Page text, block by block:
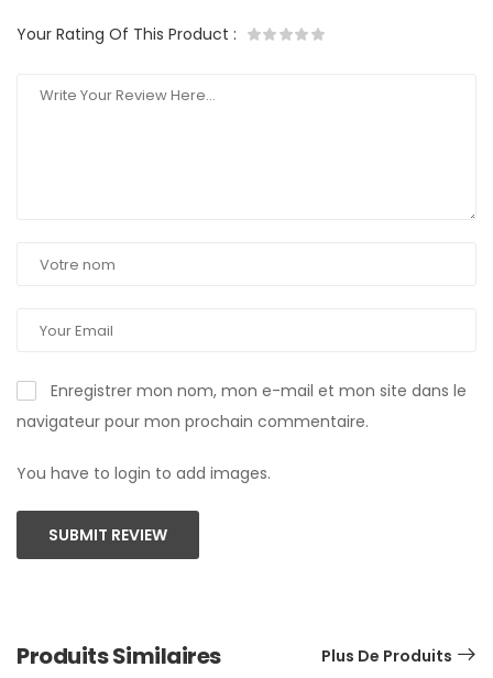
Your Rating Of This Product :
Enregistrer mon nom, mon e-mail et mon site dans le
navigateur pour mon prochain commentaire.
You have to login to add images.
SUBMIT REVIEW
Produits Similaires Plus De Produits